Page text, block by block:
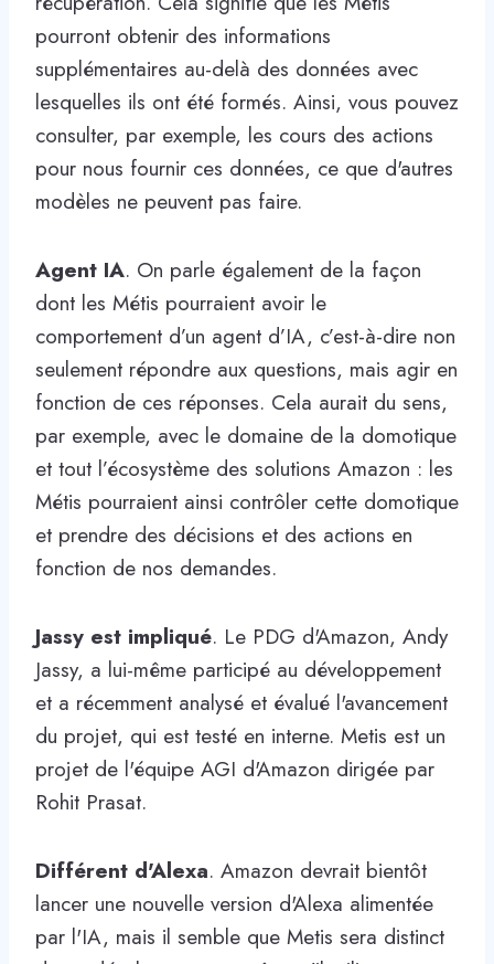
pourront obtenir des informations
supplémentaires au-delà des données avec
lesquelles ils ont été formés. Ainsi, vous pouvez
consulter, par exemple, les cours des actions
pour nous fournir ces données, ce que d'autres
modèles ne peuvent pas faire.
Agent IA. On parle également de la façon
dont les Métis pourraient avoir le
comportement d’un agent d’IA, c’est-à-dire non
seulement répondre aux questions, mais agir en
fonction de ces réponses. Cela aurait du sens,
par exemple, avec le domaine de la domotique
et tout l’écosystème des solutions Amazon : les
Métis pourraient ainsi contrôler cette domotique
et prendre des décisions et des actions en
fonction de nos demandes.
Jassy est impliqué. Le PDG d'Amazon, Andy
Jassy, ​​a lui-même participé au développement
et a récemment analysé et évalué l'avancement
du projet, qui est testé en interne. Metis est un
projet de l'équipe AGI d'Amazon dirigée par
Rohit Prasat.
Différent d'Alexa. Amazon devrait bientôt
lancer une nouvelle version d'Alexa alimentée
par l'IA, mais il semble que Metis sera distinct